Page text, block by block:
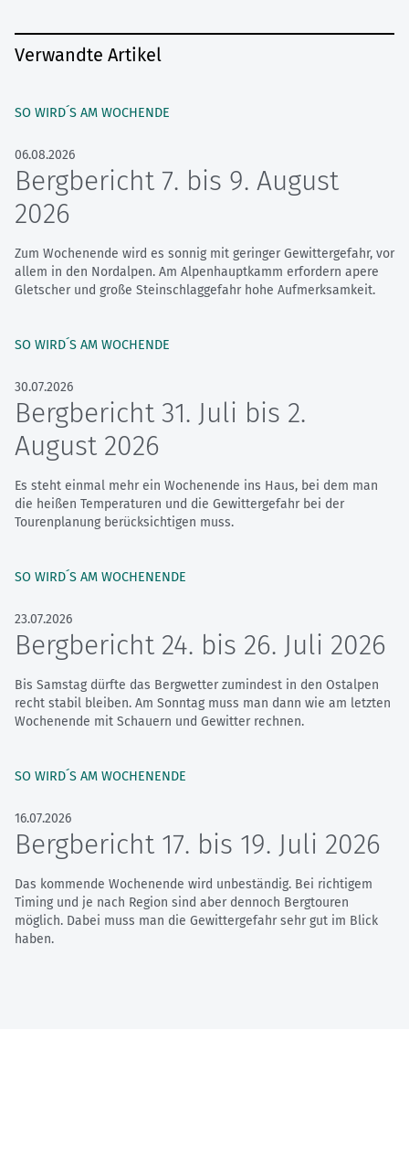
Verwandte Artikel
SO WIRD´S AM WOCHENDE
06.08.2026
Bergbericht 7. bis 9. August
2026
Zum Wochenende wird es sonnig mit geringer Gewittergefahr, vor
allem in den Nordalpen. Am Alpenhauptkamm erfordern apere
Gletscher und große Steinschlaggefahr hohe Aufmerksamkeit.
SO WIRD´S AM WOCHENDE
30.07.2026
Bergbericht 31. Juli bis 2.
August 2026
Es steht einmal mehr ein Wochenende ins Haus, bei dem man
die heißen Temperaturen und die Gewittergefahr bei der
Tourenplanung berücksichtigen muss.
SO WIRD´S AM WOCHENENDE
23.07.2026
Bergbericht 24. bis 26. Juli 2026
Bis Samstag dürfte das Bergwetter zumindest in den Ostalpen
recht stabil bleiben. Am Sonntag muss man dann wie am letzten
Wochenende mit Schauern und Gewitter rechnen.
SO WIRD´S AM WOCHENENDE
16.07.2026
Bergbericht 17. bis 19. Juli 2026
Das kommende Wochenende wird unbeständig. Bei richtigem
Timing und je nach Region sind aber dennoch Bergtouren
möglich. Dabei muss man die Gewittergefahr sehr gut im Blick
haben.